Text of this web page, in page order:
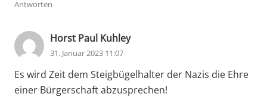
Antworten
Horst Paul Kuhley
31. Januar 2023 11:07
Es wird Zeit dem Steigbügelhalter der Nazis die Ehre
einer Bürgerschaft abzusprechen!